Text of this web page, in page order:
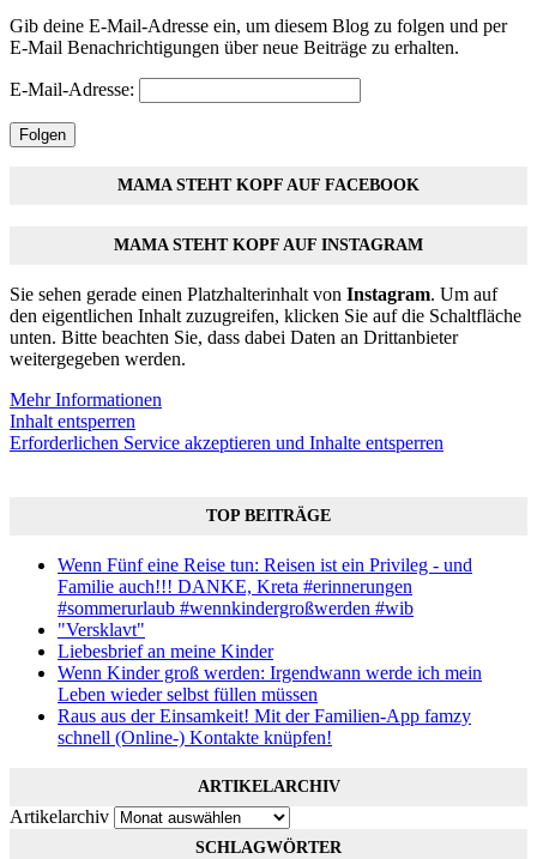
Gib deine E-Mail-Adresse ein, um diesem Blog zu folgen und per
E-Mail Benachrichtigungen über neue Beiträge zu erhalten.
E-Mail-Adresse:
Folgen
MAMA STEHT KOPF AUF FACEBOOK
MAMA STEHT KOPF AUF INSTAGRAM
Sie sehen gerade einen Platzhalterinhalt von Instagram. Um auf
den eigentlichen Inhalt zuzugreifen, klicken Sie auf die Schaltfläche
unten. Bitte beachten Sie, dass dabei Daten an Drittanbieter
weitergegeben werden.
Mehr Informationen
Inhalt entsperren
Erforderlichen Service akzeptieren und Inhalte entsperren
TOP BEITRÄGE
Wenn Fünf eine Reise tun: Reisen ist ein Privileg - und
Familie auch!!! DANKE, Kreta #erinnerungen
#sommerurlaub #wennkindergroßwerden #wib
"Versklavt"
Liebesbrief an meine Kinder
Wenn Kinder groß werden: Irgendwann werde ich mein
Leben wieder selbst füllen müssen
Raus aus der Einsamkeit! Mit der Familien-App famzy
schnell (Online-) Kontakte knüpfen!
ARTIKELARCHIV
Artikelarchiv
SCHLAGWÖRTER